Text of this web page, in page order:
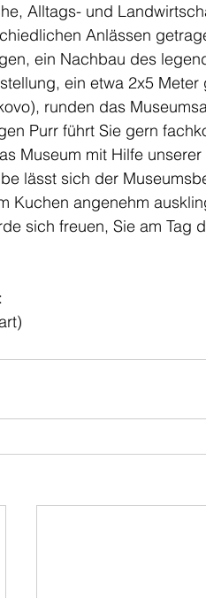
Alltags- und
Anlässen
ein Nachbau des
ein etwa 2x5
runden das
Purr führt Sie gern
Museum mit Hilfe
lässt sich der
Kuchen angenehm
sich freuen, Sie am Tag